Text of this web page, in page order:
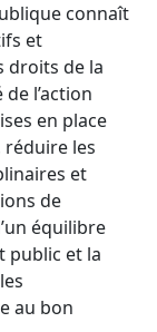
connaît
et
droits de la
l’action
en place
les
et
de
équilibre
public et la
au bon